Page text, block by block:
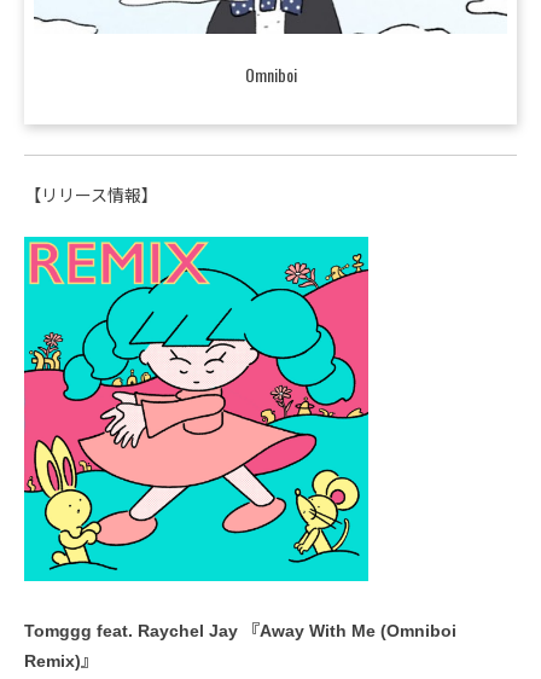
Omniboi
【リリース情報】
Tomggg feat. Raychel Jay 『Away With Me (Omniboi
Remix)』